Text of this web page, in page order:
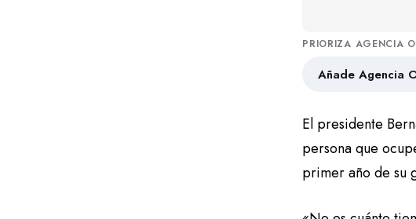
PRIORIZA AGENCIA
Añade Agencia
El presidente
persona que
primer año de su